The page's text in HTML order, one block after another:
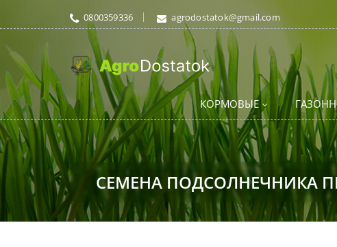
0800359336 agrodostatok@gmail.com
КОРМОВЫЕ
СЕМЕНА ПОДСОЛНЕЧНИКА